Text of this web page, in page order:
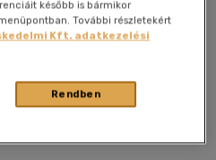
Megosztom
később is bármikor
További részletekért
Kft. adatkezelési
Rendben